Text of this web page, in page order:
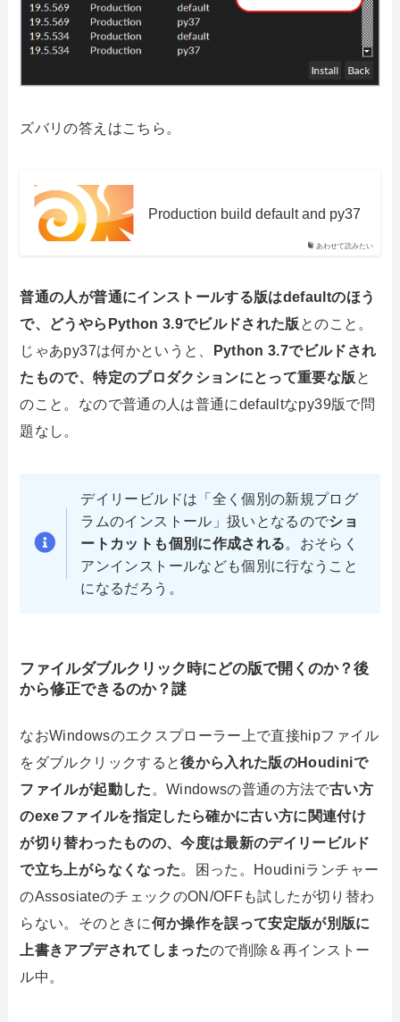
ズバリの答えはこちら。
あわせて読みたい
Production build default and py37
普通の人が普通にインストールする版はdefaultのほう
で、どうやらPython 3.9でビルドされた版 とのこと。
じゃあpy37は何かというと、
Python 3.7でビルドされ
たもので、特定のプロダクションにとって重要な版 と
のこと。なので普通の人は普通にdefaultなpy39版で問
題なし。
デイリービルドは「全く個別の新規プログ
ラムのインストール」扱いとなるのでショ
ートカットも個別に作成される。おそらく
アンインストールなども個別に行なうこと
になるだろう。
ファイルダブルクリック時にどの版で開くのか？後
から修正できるのか？謎
なおWindowsのエクスプローラー上で直接hipファイル
をダブルクリックすると後から入れた版のHoudiniで
ファイルが起動した 。Windowsの普通の方法で古い方
のexeファイルを指定したら確かに古い方に関連付け
が切り替わったものの、今度は最新のデイリービルド
で立ち上がらなくなった。困った。Houdiniランチャー
のAssosiateのチェックのON/OFFも試したが切り替わ
らない。そのときに何か操作を誤って安定版が別版に
上書きアプデされてしまったので削除＆再インストー
ル中。